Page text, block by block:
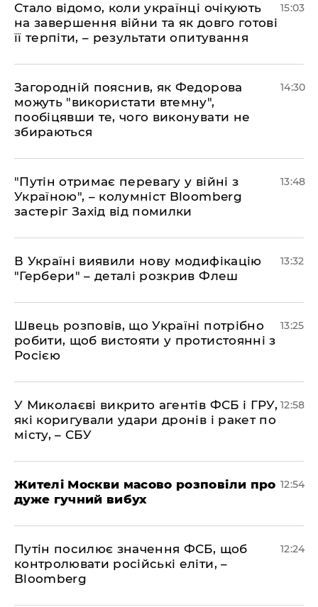
Стало відомо, коли українці очікують
на завершення війни та як довго готові
її терпіти, – результати опитування
15:03
Загородній пояснив, як Федорова
можуть "використати втемну",
пообіцявши те, чого виконувати не
збираються
14:30
"Путін отримає перевагу у війні з
Україною", – колумніст Bloomberg
застеріг Захід від помилки
13:48
В Україні виявили нову модифікацію
"Гербери" – деталі розкрив Флеш
13:32
Швець розповів, що Україні потрібно
робити, щоб вистояти у протистоянні з
Росією
13:25
У Миколаєві викрито агентів ФСБ і ГРУ,
які коригували удари дронів і ракет по
місту, – СБУ
12:58
Жителі Москви масово розповіли про
дуже гучний вибух
12:54
Путін посилює значення ФСБ, щоб
контролювати російські еліти, –
Bloomberg
12:24